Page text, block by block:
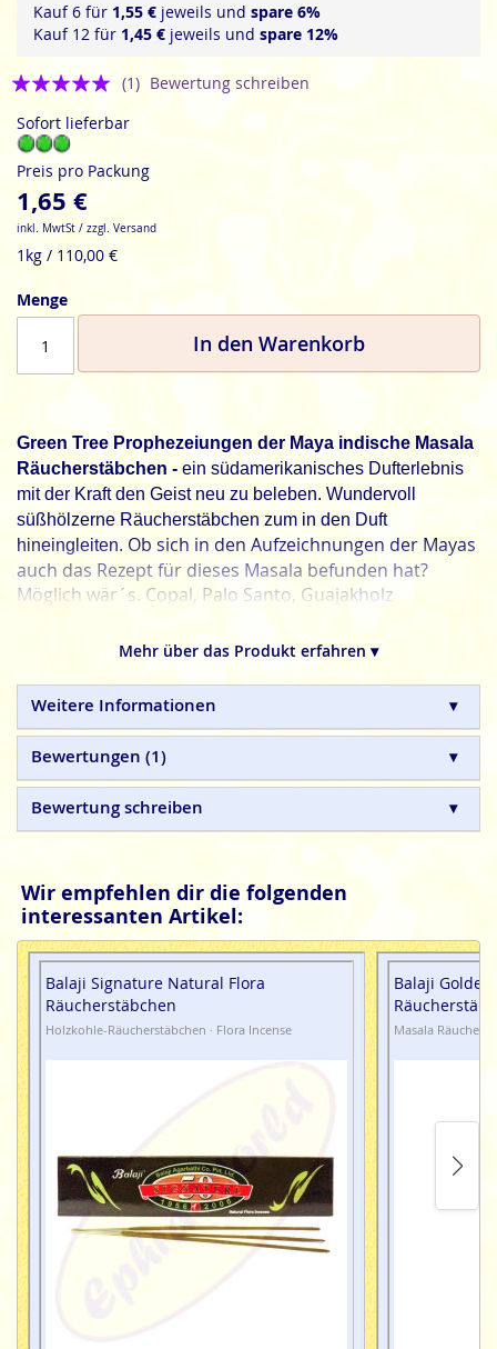
Kauf 6 für 1,55 € jeweils und spare 6%
Kauf 12 für 1,45 € jeweils und spare 12%
Bewertung:
(1) Bewertung schreiben
Sofort lieferbar
Preis pro Packung
1,65 €
inkl. MwtSt / zzgl. Versand
1kg / 110,00 €
Menge
In den Warenkorb
Green Tree Prophezeiungen der Maya indische Masala
Räucherstäbchen - ein südamerikanisches Dufterlebnis
mit der Kraft den Geist neu zu beleben. Wundervoll
süßhölzerne Räucherstäbchen zum in den Duft
hineingleiten. Ob sich in den Aufzeichnungen der Mayas
auch das Rezept für dieses Masala befunden hat?
Möglich wär´s. Copal, Palo Santo, Guajakholz
Inkas und Mayas beliebt.
Green Treeindische Masala Räucherstäbchen sind 100%
natürlich und in Handarbeit gefertigte Qualitätsprodukte,
ohne tierische, toxische oder petrochemische Zusätze.
Mehr über das Produkt erfahren ▾
Weitere Informationen
Bewertungen 1
Bewertung schreiben
Wir empfehlen dir die folgenden
interessanten Artikel:
Balaji Signature Natural Flora
Räucherstäbchen
Holzkohle-Räucherstäbchen · Flora Incense
Balaji
Masala